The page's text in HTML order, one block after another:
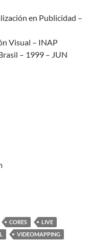
en Publicidad –
Visual – INAP
– 1999 – JUN
CORES
LIVE
VIDEOMAPPING